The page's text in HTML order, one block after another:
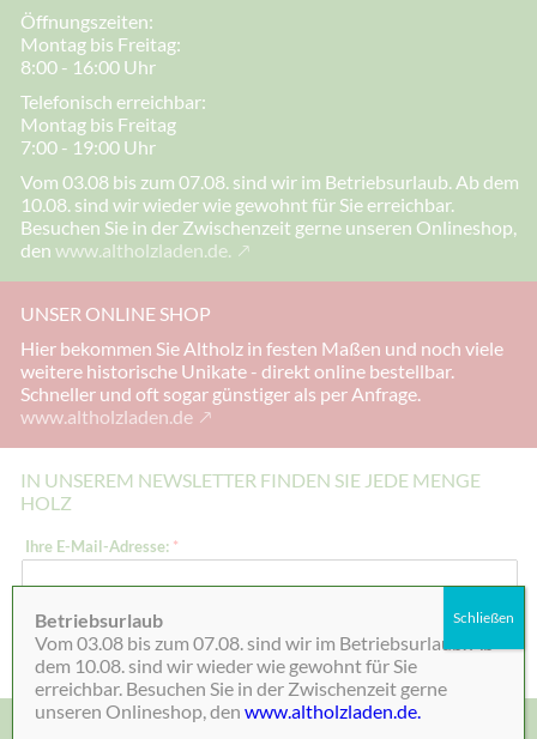
Öffnungszeiten:
Montag bis Freitag:
8:00 - 16:00 Uhr
Telefonisch erreichbar:
Montag bis Freitag
7:00 - 19:00 Uhr
Vom 03.08 bis zum 07.08. sind wir im Betriebsurlaub. Ab dem
10.08. sind wir wieder wie gewohnt für Sie erreichbar.
Besuchen Sie in der Zwischenzeit gerne unseren Onlineshop,
den www.altholzladen.de.
UNSER ONLINE SHOP
Hier bekommen Sie Altholz in festen Maßen und noch viele
weitere historische Unikate - direkt online bestellbar.
Schneller und oft sogar günstiger als per Anfrage.
www.altholzladen.de
IN UNSEREM NEWSLETTER FINDEN SIE JEDE MENGE
HOLZ
E
M
Ihre E-Mail-Adresse: *
Absenden
Betriebsurlaub
Vom 03.08 bis zum 07.08. sind wir im Betriebsurlaub. Ab
dem 10.08. sind wir wieder wie gewohnt für Sie
erreichbar. Besuchen Sie in der Zwischenzeit gerne
unseren Onlineshop, denwww.altholzladen.de.
Schließen